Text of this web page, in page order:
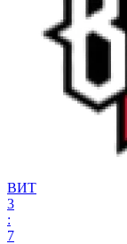
ВИТ
3
:
7